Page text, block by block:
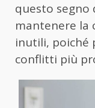
questo segno
mantenere la
inutili, poiché
conflitti più